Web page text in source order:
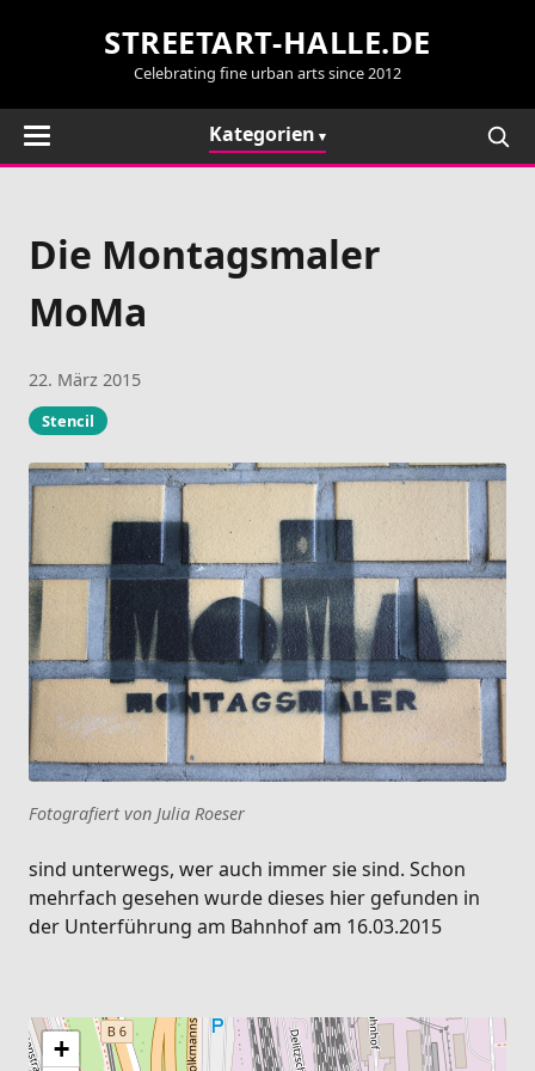
STREETART-HALLE.DE
Celebrating fine urban arts since 2012
Kategorien
Die Montagsmaler
MoMa
22. März 2015
Stencil
Fotografiert von Julia Roeser
sind unterwegs, wer auch immer sie sind. Schon
mehrfach gesehen wurde dieses hier gefunden in
der Unterführung am Bahnhof am 16.03.2015
+